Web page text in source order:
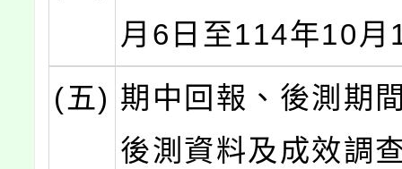
月6日至114年10月
(五) 期中回報、後測期
後測資料及成效調